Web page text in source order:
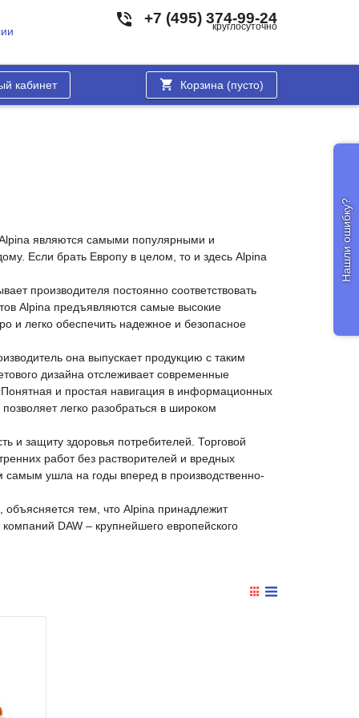
+7 (495) 374-99-24
круглосуточно
кабинет Корзина (пусто)
Alpina являются самыми популярными и
Если брать Европу в целом, то и здесь Alpina
производителя постоянно соответствовать
Alpina предъявляются самые высокие
и легко обеспечить надежное и безопасное
она выпускает продукцию с таким
дизайна отслеживает современные
и простая навигация в информационных
легко разобраться в широком
и защиту здоровья потребителей. Торговой
работ без растворителей и вредных
самым ушла на годы вперед в производственно-
тем, что Alpina принадлежит
DAW – крупнейшего европейского
Нашли ошибку?